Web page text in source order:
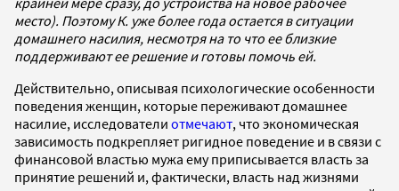
место). Поэтому К. уже более года остается в ситуации
домашнего насилия, несмотря на то что ее близкие
поддерживают ее решение и готовы помочь ей.
Действительно, описывая психологические особенности
поведения женщин, которые переживают домашнее
насилие, исследователи отмечают, что экономическая
зависимость подкрепляет ригидное поведение и в связи с
финансовой властью мужа ему приписывается власть за
принятие решений и, фактически, власть над жизнями